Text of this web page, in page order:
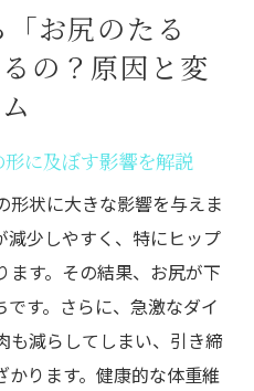
やすいお尻になる要因
イエットの関係性を考
向けたダイエット意識
は筋トレだけじゃな
慣の見直しもカギ
ット効果の深い関係性
お尻のたる
の？原因と変
に及ぼす影響を解説
形状に大きな影響を与えま
減少しやすく、特にヒップ
ます。その結果、お尻が下
す。さらに、急激なダイ
も減らしてしまい、引き締
かります。健康的な体重維